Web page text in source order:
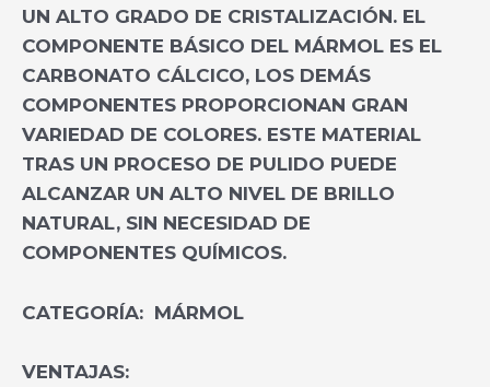
UN ALTO GRADO DE CRISTALIZACIÓN. EL
COMPONENTE BÁSICO DEL MÁRMOL ES EL
CARBONATO CÁLCICO, LOS DEMÁS
COMPONENTES PROPORCIONAN GRAN
VARIEDAD DE COLORES. ESTE MATERIAL
TRAS UN PROCESO DE PULIDO PUEDE
ALCANZAR UN ALTO NIVEL DE BRILLO
NATURAL, SIN NECESIDAD DE
COMPONENTES QUÍMICOS.
CATEGORÍA: MÁRMOL
VENTAJAS: